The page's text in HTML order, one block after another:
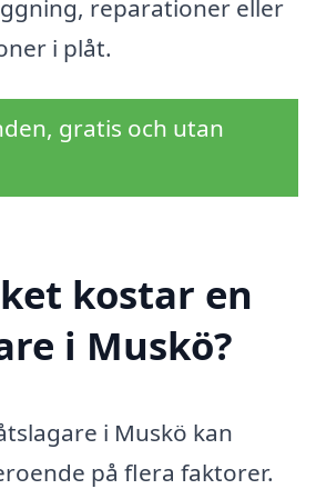
reparationer eller
i plåt.
gratis och utan
kostar en
i Muskö?
i Muskö kan
på flera faktorer.